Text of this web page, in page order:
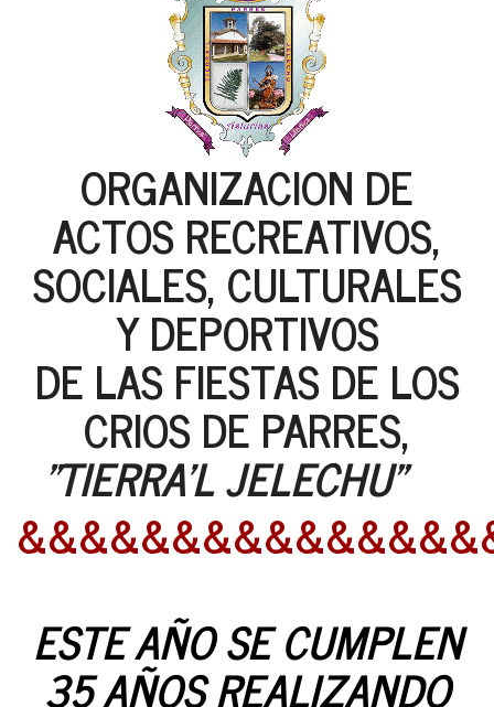
ORGANIZACION DE
ACTOS RECREATIVOS,
SOCIALES, CULTURALES
Y DEPORTIVOS
DE LAS FIESTAS DE LOS
CRIOS DE PARRES,
"TIERRA'L JELECHU"
ESTE AÑO SE CUMPLEN
35 AÑOS REALIZANDO